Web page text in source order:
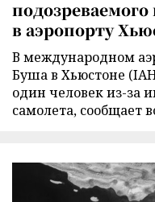
в аэропорту
В международном
Буша в Хьюстоне
один человек из-за
самолета, сообщает